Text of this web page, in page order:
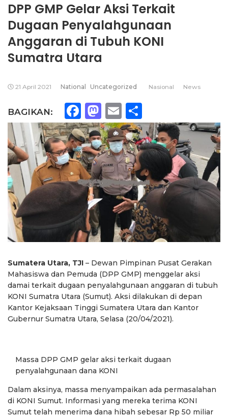
DPP GMP Gelar Aksi Terkait
Dugaan Penyalahgunaan
Anggaran di Tubuh KONI
Sumatra Utara
21 April 2021 National Uncategorized Nasional News
BAGIKAN: Facebook
Mastodon
Email
Sumatera Utara, TJI – Dewan Pimpinan Pusat Gerakan
Mahasiswa dan Pemuda (DPP GMP) menggelar aksi
damai terkait dugaan penyalahgunaan anggaran di tubuh
KONI Sumatra Utara (Sumut). Aksi dilakukan di depan
Kantor Kejaksaan Tinggi Sumatera Utara dan Kantor
Gubernur Sumatra Utara, Selasa (20/04/2021).
Massa DPP GMP gelar aksi terkait dugaan
penyalahgunaan dana KONI
Dalam aksinya, massa menyampaikan ada permasalahan
di KONI Sumut. Informasi yang mereka terima KONI
Sumut telah menerima dana hibah sebesar Rp 50 miliar